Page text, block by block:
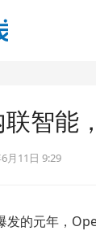
智能
月11日 9:29
发的元年，